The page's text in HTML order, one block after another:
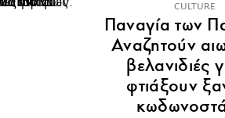
CULTURE
Παναγία των
Αναζητούν
βελανιδιές
φτιάξουν